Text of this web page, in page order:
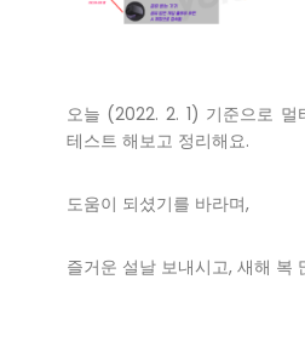
오늘 (2022. 2. 1) 기준으로 멀
테스트 해보고 정리해요.
도움이 되셨기를 바라며,
즐거운 설날 보내시고, 새해 복